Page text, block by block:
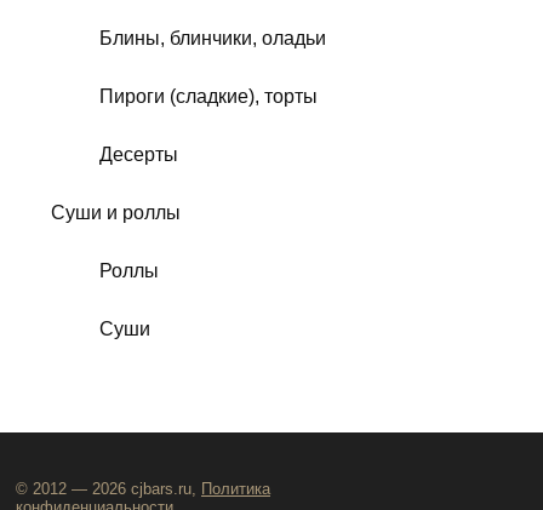
Блины, блинчики, оладьи
Пироги (сладкие), торты
Десерты
Суши и роллы
Роллы
Суши
© 2012 — 2026 cjbars.ru,
Политика